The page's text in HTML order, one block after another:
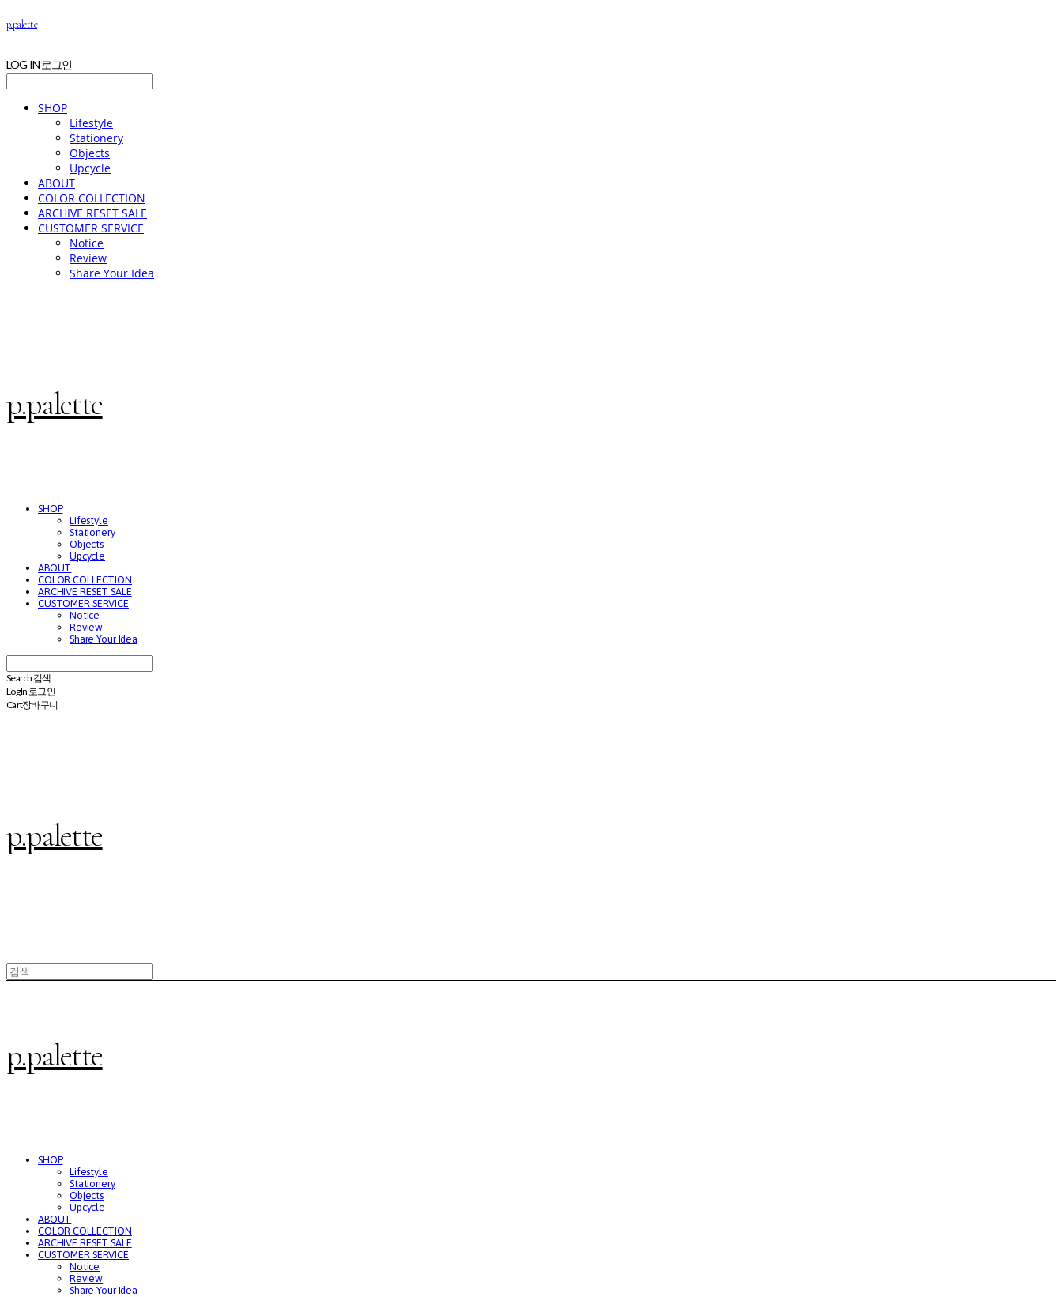
p.palette
LOG IN 로그인
SHOP
Lifestyle
Stationery
Objects
Upcycle
ABOUT
COLOR COLLECTION
ARCHIVE RESET SALE
CUSTOMER SERVICE
Notice
Review
Share Your Idea
p.palette
SHOP
Lifestyle
Stationery
Objects
Upcycle
ABOUT
COLOR COLLECTION
ARCHIVE RESET SALE
CUSTOMER SERVICE
Notice
Review
Share Your Idea
Search 검색
Log In 로그인
Cart장바구니
p.palette
p.palette
SHOP
Lifestyle
Stationery
Objects
Upcycle
ABOUT
COLOR COLLECTION
ARCHIVE RESET SALE
CUSTOMER SERVICE
Notice
Review
Share Your Idea